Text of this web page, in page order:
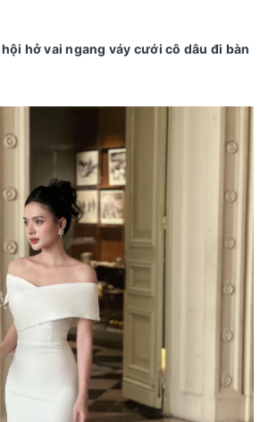
hở vai ngang váy cưới cô dâu đi bàn